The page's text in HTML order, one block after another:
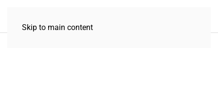
Skip to main content